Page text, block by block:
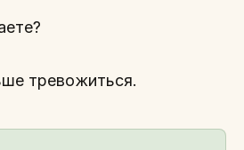
тревожиться.